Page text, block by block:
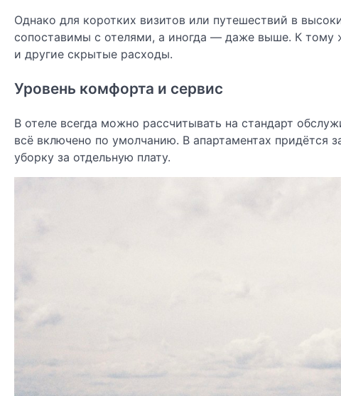
Однако для коротких визитов или путешествий в
сопоставимы с отелями, а иногда — даже выше. К тому
и другие скрытые расходы.
Уровень комфорта и сервис
В отеле всегда можно рассчитывать на стандарт
всё включено по умолчанию. В апартаментах придётся
уборку за отдельную плату.